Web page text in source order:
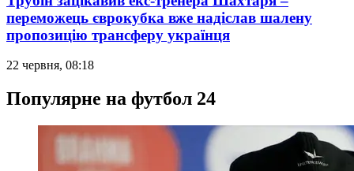
переможець єврокубка вже надіслав шалену
пропозицію трансферу українця
22 червня, 08:18
Популярне на футбол 24